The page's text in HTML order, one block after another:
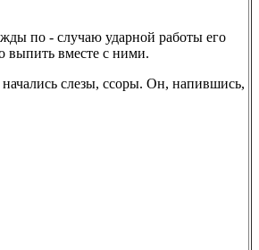
по - случаю ударной работы его
выпить вместе с ними.
слезы, ссоры. Он, напившись,